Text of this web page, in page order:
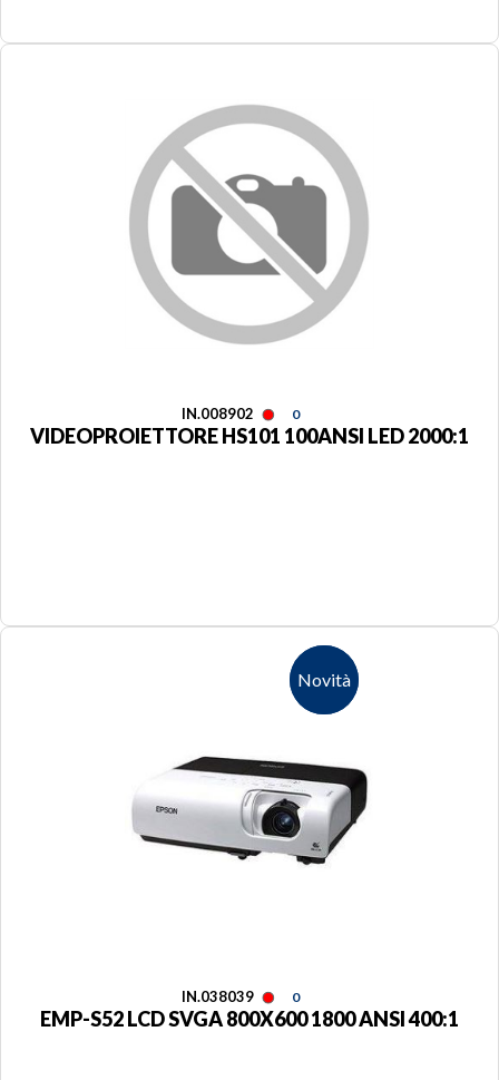
IN.008902 0
VIDEOPROIETTORE HS101 100ANSI LED 2000:1
Novità
Novità
IN.038039 0
EMP-S52 LCD SVGA 800X600 1800 ANSI 400:1